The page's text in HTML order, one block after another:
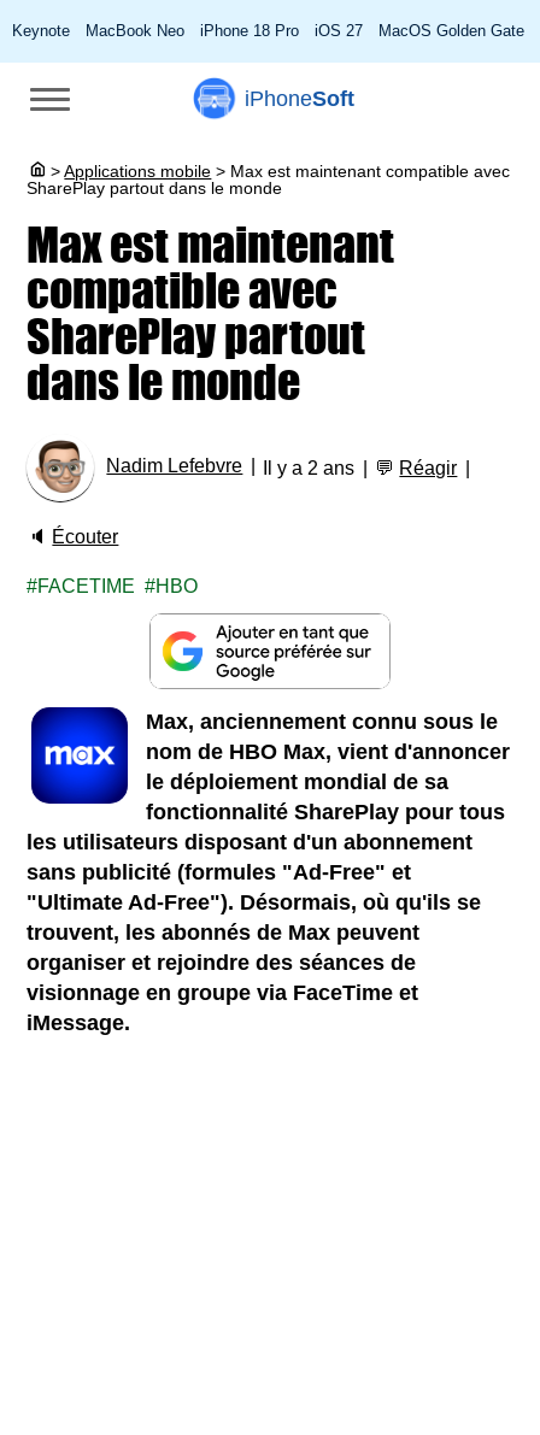
Keynote MacBook Neo iPhone 18 Pro iOS 27 MacOS Golden Gate
iPhoneSoft
> Applications mobile > Max est maintenant compatible avec
SharePlay partout dans le monde
Max est maintenant
compatible avec
SharePlay partout
dans le monde
Nadim Lefebvre Il y a 2 ans 💬 Réagir
🔈 Écouter
FACETIME HBO
Max, anciennement connu sous le
nom de HBO Max, vient d'annoncer
le déploiement mondial de sa
fonctionnalité SharePlay pour tous
les utilisateurs disposant d'un abonnement
sans publicité (formules "Ad-Free" et
"Ultimate Ad-Free"). Désormais, où qu'ils se
trouvent, les abonnés de Max peuvent
organiser et rejoindre des séances de
visionnage en groupe via FaceTime et
iMessage.